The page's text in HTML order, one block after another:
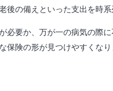
の備えといった支出を時系
必要か、万が一の病気の際
保険の形が見つけやすく